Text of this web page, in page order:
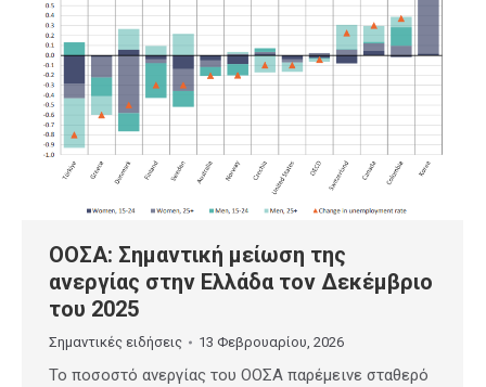
ΟΟΣΑ: Σημαντική μείωση της
ανεργίας στην Ελλάδα τον Δεκέμβριο
του 2025
Σημαντικές ειδήσεις 13 Φεβρουαρίου, 2026
Το ποσοστό ανεργίας του ΟΟΣΑ παρέμεινε σταθερό